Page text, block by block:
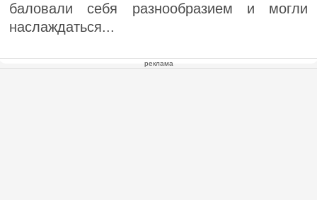
баловали себя разнообразием и могли
наслаждаться...
реклама